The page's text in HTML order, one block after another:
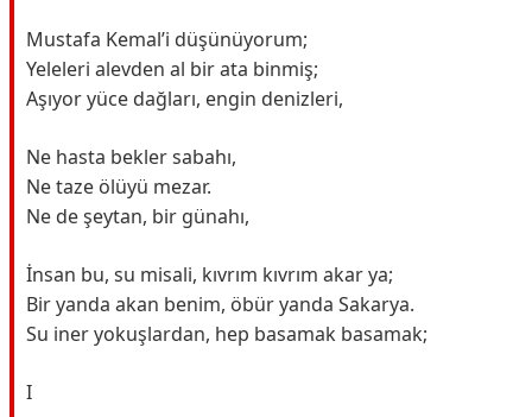
Mustafa Kemal’i düşünüyorum;
Yeleleri alevden al bir ata binmiş;
Aşıyor yüce dağları, engin denizleri,
Ne hasta bekler sabahı,
Ne taze ölüyü mezar.
Ne de şeytan, bir günahı,
İnsan bu, su misali, kıvrım kıvrım akar ya;
Bir yanda akan benim, öbür yanda Sakarya.
Su iner yokuşlardan, hep basamak basamak;
I